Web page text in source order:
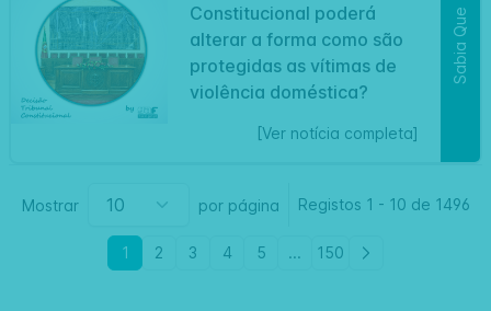
Constitucional poderá
alterar a forma como são
protegidas as vítimas de
violência doméstica?
[Ver notícia completa]
Sabia Que
Mostrar por página Registos 1 - 10 de 1496
1 2 3 4 5 ... 150